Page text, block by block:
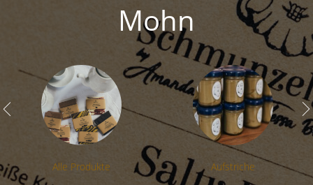
Mohn
Alle Produkte Aufstriche